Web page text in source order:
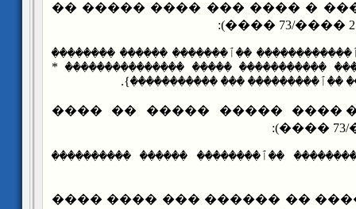
���� ������ ����� � ����
��ٱ������� ������ ��������
��� ��������������� ���� �����������
��ٱ��������� ��� �����������}.
������ ���� ����� �����
��ٱ�������� ������ ����������
����� �� ����� �� ������